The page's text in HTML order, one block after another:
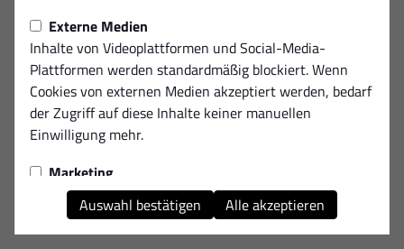
Externe Medien
Inhalte von Videoplattformen und Social-Media-
Plattformen werden standardmäßig blockiert. Wenn
Cookies von externen Medien akzeptiert werden, bedarf
der Zugriff auf diese Inhalte keiner manuellen
Einwilligung mehr.
Marketing
Marketing-Cookies werden verwendet, um Ihnen
relevante und personalisierte Werbung anzuzeigen. Sie
helfen uns, die Effektivität unserer Werbekampagnen
Auswahl bestätigen Alle akzeptieren